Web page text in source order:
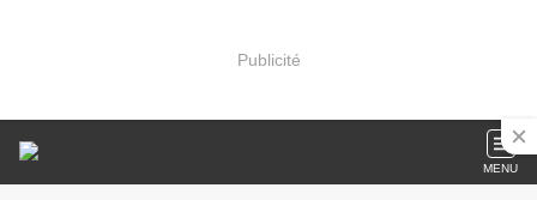
Publicité
MENU